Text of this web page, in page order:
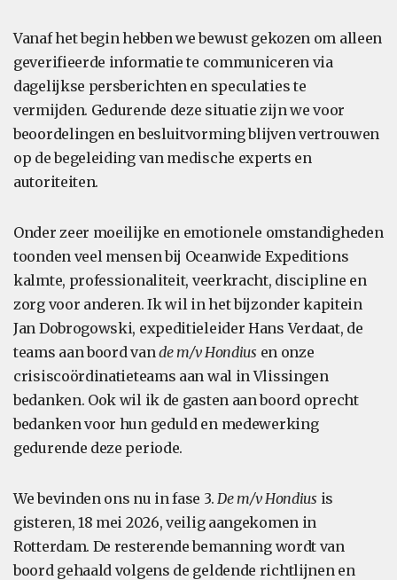
Vanaf het begin hebben we bewust gekozen om alleen
geverifieerde informatie te communiceren via
dagelijkse persberichten en speculaties te
vermijden. Gedurende deze situatie zijn we voor
beoordelingen en besluitvorming blijven vertrouwen
op de begeleiding van medische experts en
autoriteiten.
Onder zeer moeilijke en emotionele omstandigheden
toonden veel mensen bij Oceanwide Expeditions
kalmte, professionaliteit, veerkracht, discipline en
zorg voor anderen. Ik wil in het bijzonder kapitein
Jan Dobrogowski, expeditieleider Hans Verdaat, de
teams aan boord vande m/v Hondius en onze
crisiscoördinatieteams aan wal in Vlissingen
bedanken. Ook wil ik de gasten aan boord oprecht
bedanken voor hun geduld en medewerking
gedurende deze periode.
We bevinden ons nu in fase 3. De m/v Hondius is
gisteren, 18 mei 2026, veilig aangekomen in
Rotterdam. De resterende bemanning wordt van
boord gehaald volgens de geldende richtlijnen en